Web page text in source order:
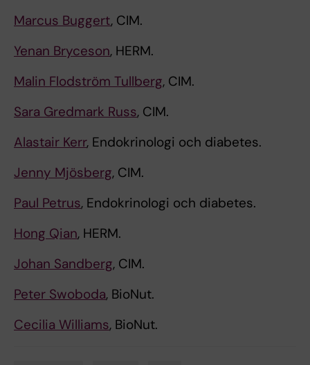
Marcus Buggert, CIM.
Yenan Bryceson, HERM.
Malin Flodström Tullberg, CIM.
Sara Gredmark Russ, CIM.
Alastair Kerr, Endokrinologi och diabetes.
Jenny Mjösberg, CIM.
Paul Petrus, Endokrinologi och diabetes.
Hong Qian, HERM.
Johan Sandberg, CIM.
Peter Swoboda, BioNut.
Cecilia Williams, BioNut.